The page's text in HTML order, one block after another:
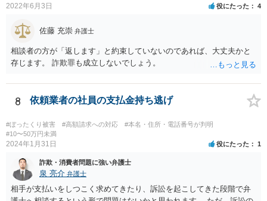
2022年6月3日 役にたった 4
佐藤 充崇 弁護士
相談者の方が「返します」と約束していないのであれば、大丈夫かと
存じます。 詐欺罪も成立しないでしょう。
8 依頼業者の社員の支払金持ち逃げ
#ぼったくり被害 #高額請求への対応
#本名・住所・電話番号が判明
#10〜50万円未満
2024年1月31日 役にたった 1
詐欺・消費者問題に強い弁護士
泉 亮介 弁護士
相手が支払いをしつこく求めてきたり、訴訟を起こしてきた段階で弁